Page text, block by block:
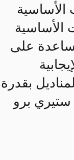
الأساسية
الأساسية
على
بقدرة
ستيري برو